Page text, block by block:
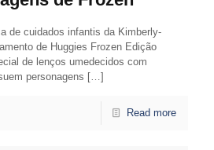
de cuidados infantis da Kimberly-
de Huggies Frozen Edição
de lenços umedecidos com
personagens […]
Read more